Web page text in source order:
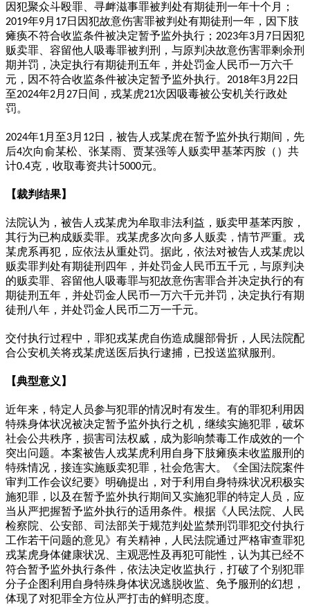
因犯聚众斗殴罪、寻衅滋事罪被判处有期徒刑一年十个月；
2019年9月 17日因犯故意伤害罪被判处有期徒刑一年，因下肢
瘫痪不符合收监条件被决定暂予监外执行； 2023年3月 7日因犯
贩卖罪、容留他人吸毒罪被判刑，与原判决故意伤害罪剩余刑
期并罚，决定执行有期徒刑五年，并处罚金人民币一万六千
元，因不符合收监条件被决定暂予监外执行。 2018年3月 22日
至2024年2月 27日间，戎某虎21次因吸毒被公安机关行政处
罚。
2024年1月至3月 12日，被告人戎某虎在暂予监外执行期间，先
后4次向俞某松、张某雨、贾某强等人贩卖甲基苯丙胺（）共
计0.4克，收取毒资共计5000元。
【裁判结果】
法院认为，被告人戎某虎为牟取非法利益，贩卖甲基苯丙胺，
其行为已构成贩卖罪。戎某虎多次向多人贩卖，情节严重。戎
某虎系再犯，应依法从重处罚。据此，依法对被告人戎某虎以
贩卖罪判处有期徒刑四年，并处罚金人民币五千元，与原判决
的贩卖罪、容留他人吸毒罪与犯故意伤害罪合并决定执行的有
期徒刑五年，并处罚金人民币一万六千元并罚，决定执行有期
徒刑八年，并处罚金人民币二万一千元。
交付执行过程中，罪犯戎某虎自伤造成腿部骨折，人民法院配
合公安机关将戎某虎送医后执行逮捕，已投送监狱服刑。
【典型意义】
近年来，特定人员参与犯罪的情况时有发生。有的罪犯利用因
特殊身体状况被决定暂予监外执行之机，继续实施犯罪，破坏
社会公共秩序，损害司法权威，成为影响禁毒工作成效的一个
突出问题。本案被告人戎某虎利用自身下肢瘫痪未收监服刑的
特殊情况，接连实施贩卖犯罪，社会危害大。《全国法院案件
审判工作会议纪要》明确提出，对于利用自身特殊状况积极实
施犯罪，以及在暂予监外执行期间又实施犯罪的特定人员，应
当从严把握暂予监外执行的适用条件。根据《人民法院、人民
检察院、公安部、司法部关于规范判处监禁刑罚罪犯交付执行
工作若干问题的意见》有关精神，人民法院通过严格审查罪犯
戎某虎身体健康状况、主观恶性及再犯可能性，认为其已经不
符合暂予监外执行条件，依法决定收监执行，打破了个别犯罪
分子企图利用自身特殊身体状况逃脱收监、免予服刑的幻想，
体现了对犯罪全方位从严打击的鲜明态度。